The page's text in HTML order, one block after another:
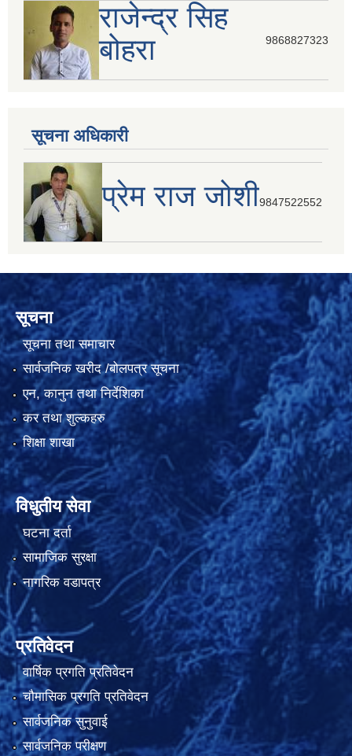
राजेन्द्र सिह
बोहरा
9868827323
सूचना अधिकारी
प्रेम राज जोशी9847522552
सूचना
सूचना तथा समाचार
सार्वजनिक खरीद /बोलपत्र सूचना
एन, कानुन तथा निर्देशिका
कर तथा शुल्कहरु
शिक्षा शाखा
विधुतीय सेवा
घटना दर्ता
सामाजिक सुरक्षा
नागरिक वडापत्र
प्रतिवेदन
वार्षिक प्रगति प्रतिवेदन
चौमासिक प्रगति प्रतिवेदन
सार्वजनिक सुनुवाई
सार्वजनिक परीक्षण